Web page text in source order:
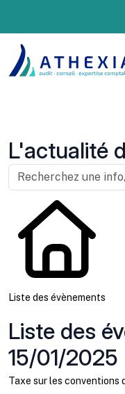
L'actualité
Liste des évènements
Liste des
15/01/2025
Taxe sur les conventions